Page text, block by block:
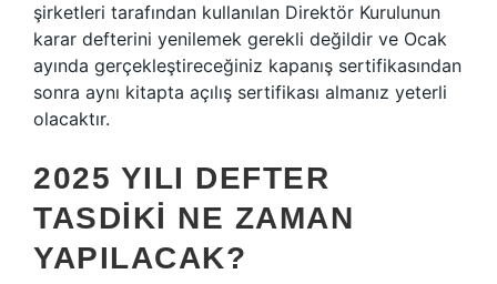
şirketleri tarafından kullanılan Direktör Kurulunun
karar defterini yenilemek gerekli değildir ve Ocak
ayında gerçekleştireceğiniz kapanış sertifikasından
sonra aynı kitapta açılış sertifikası almanız yeterli
olacaktır.
2025 YILI DEFTER
TASDIKI NE ZAMAN
YAPILACAK?